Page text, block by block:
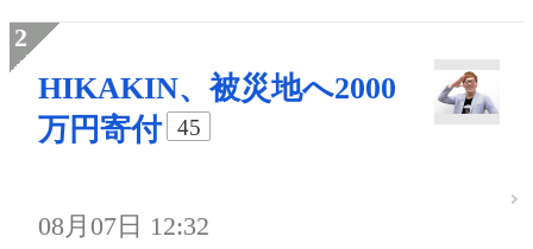
HIKAKIN、被災地へ2000
万円寄付
45
08月07日 12:32